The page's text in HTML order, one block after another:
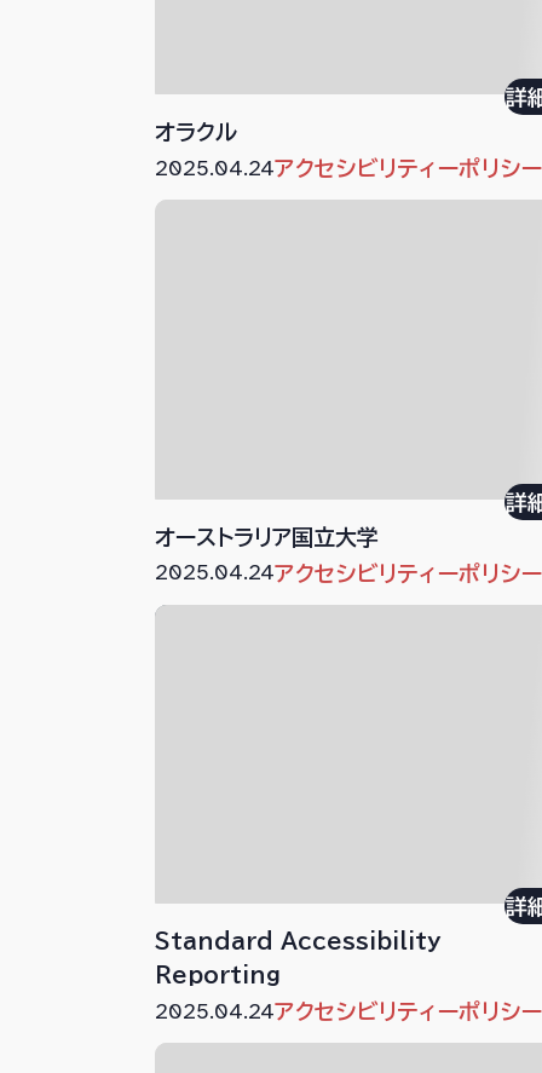
オラクル
詳
2025.04.24アクセシビリティーポリシー
オーストラリア国立大学
詳
2025.04.24アクセシビリティーポリシー
Standard Accessibility
Reporting
詳
2025.04.24アクセシビリティーポリシー